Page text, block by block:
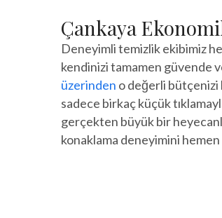
Çankaya
Deneyimli temizlik ekibimiz
kendinizi tamamen güvende
üzerinden o değerli bütçenizi
sadece birkaç küçük
gerçekten büyük bir
konaklama deneyimini hemen